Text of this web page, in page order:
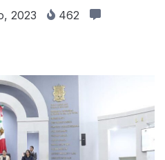
2023
462